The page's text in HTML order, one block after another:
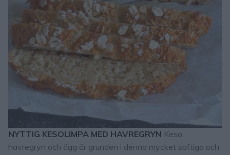
NYTTIG KESOLIMPA MED HAVREGRYN Keso,
havregryn och ägg är grunden i denna mycket saftiga och